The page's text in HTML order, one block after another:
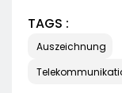
TAGS :
Auszeichnung